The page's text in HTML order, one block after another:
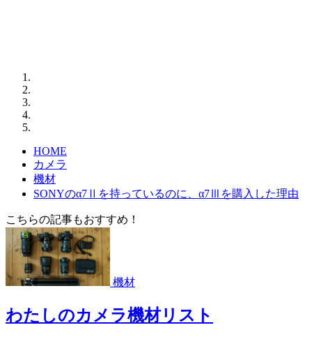
HOME
カメラ
機材
SONYのα7Ⅱを持っているのに、α7Ⅲを購入した理由
こちらの記事もおすすめ！
機材
わたしのカメラ機材リスト